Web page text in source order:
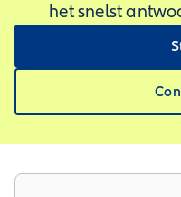
het snelst